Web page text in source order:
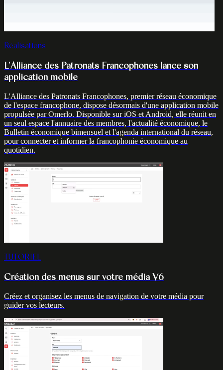
Réalisations
L'Alliance des Patronats Francophones lance son
application mobile
L'Alliance des Patronats Francophones, premier réseau économique
de l'espace francophone, dispose désormais d'une application mobile
propulsée par Omerlo. Disponible sur iOS et Android, elle réunit en
un seul espace l'annuaire des membres, l'actualité économique, le
Bulletin économique bimensuel et l'agenda international du réseau,
pour connecter et informer la francophonie économique au
quotidien.
TUTORIEL
Création des menus sur votre média V6
Créez et organisez les menus de navigation de votre média pour
guider vos lecteurs.